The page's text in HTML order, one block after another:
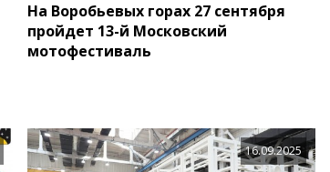
На Воробьевых горах 27 сентября
пройдет 13-й Московский
мотофестиваль
16.09.2025